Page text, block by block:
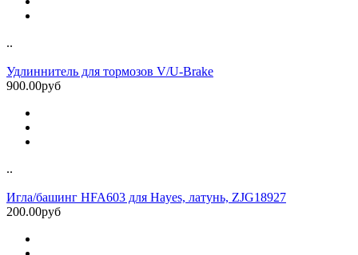
..
Удлиннитель для тормозов V/U-Brake
900.00руб
..
Игла/башинг HFA603 для Hayes, латунь, ZJG18927
200.00руб